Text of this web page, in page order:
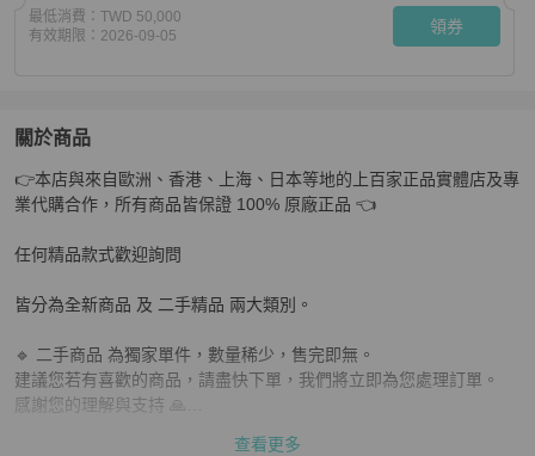
最低消費： TWD 50,000
有效期限： 2026-09-05 領券
關於商品
關於CHANEL 黑銀菱格紋Woc 肩背斜背包 19*12*4 98新配件
👉本店與來自歐洲、香港、上海、日本等地的上百家正品實體店及專
業代購合作，所有商品皆保證 100% 原廠正品 👈
任何精品款式歡迎詢問
皆分為全新商品 及 二手精品 兩大類別。
🔹 二手商品 為獨家單件，數量稀少，售完即無。
建議您若有喜歡的商品，請盡快下單，我們將立即為您處理訂單。
感謝您的理解與支持 🙏
查看更多